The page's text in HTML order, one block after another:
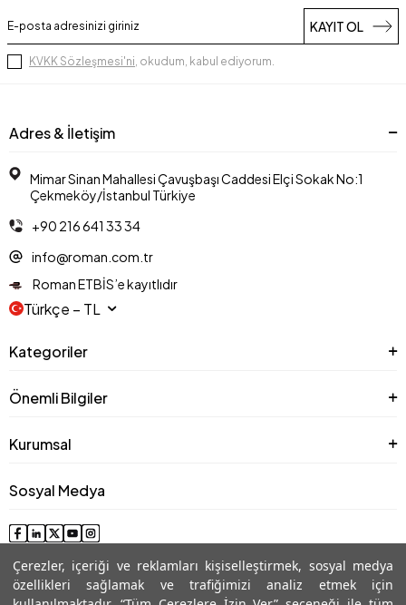
Çerezler, içeriği ve reklamları kişiselleştirmek, sosyal medya
özellikleri sağlamak ve trafiğimizi analiz etmek için
KAYIT OL
KVKK Sözleşmesi'ni , okudum, kabul ediyorum.
Adres & İletişim
Mimar Sinan Mahallesi Çavuşbaşı Caddesi Elçi Sokak No:1
Çekmeköy/İstanbul Türkiye
+90 216 641 33 34
info@roman.com.tr
Roman ETBİS’e kayıtlıdır
Türkçe − TL
Kategoriler
Önemli Bilgiler
Kurumsal
Sosyal Medya